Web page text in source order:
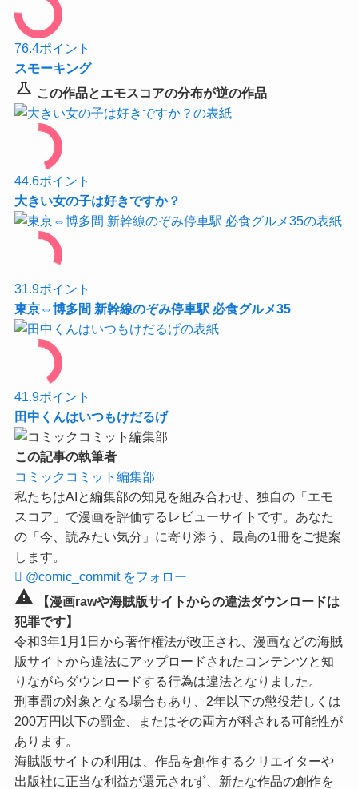
76.4ポイント
スモーキング
science この作品とエモスコアの分布が逆の作品
44.6ポイント
大きい女の子は好きですか？
31.9ポイント
東京⇔博多間 新幹線のぞみ停車駅 必食グルメ35
41.9ポイント
田中くんはいつもけだるげ
この記事の執筆者
コミックコミット編集部
私たちはAIと編集部の知見を組み合わせ、独自の「エモ
スコア」で漫画を評価するレビューサイトです。あなた
の「今、読みたい気分」に寄り添う、最高の1冊をご提案
します。
@comic_commit をフォロー
warning
【漫画rawや海賊版サイトからの違法ダウンロードは
犯罪です】
令和3年1月1日から著作権法が改正され、漫画などの海賊
版サイトから違法にアップロードされたコンテンツと知
りながらダウンロードする行為は違法となりました。
刑事罰の対象となる場合もあり、2年以下の懲役若しくは
200万円以下の罰金、またはその両方が科される可能性が
あります。
海賊版サイトの利用は、作品を創作するクリエイターや
出版社に正当な利益が還元されず、新たな作品の創作を